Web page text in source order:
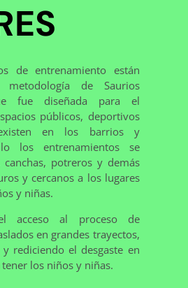
de entrenamiento están
de Saurios
fue diseñada para el
públicos, deportivos
en los barrios y
los entrenamientos se
potreros y demás
y cercanos a los lugares
y niñas.
acceso al proceso de
en grandes trayectos,
rediciendo el desgaste en
los niños y niñas.